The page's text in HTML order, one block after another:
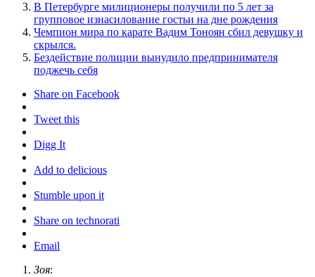
В Петербурге милиционеры получили по 5 лет за
групповое изнасилование гостьи на дне рождения
Чемпион мира по карате Вадим Тоноян сбил девушку и
скрылся.
Бездействие полиции вынудило предпринимателя
поджечь себя
Share on Facebook
Tweet this
Digg It
Add to delicious
Stumble upon it
Share on technorati
Email
Зоя: